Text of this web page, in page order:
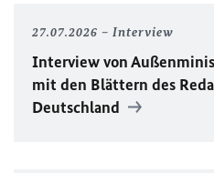
27.07.2026 Interview
Interview von
mit den Blättern des
Deutschland